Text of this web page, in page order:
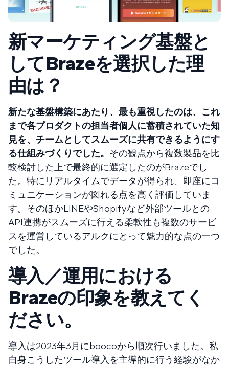
新マーケティング基盤と
してBrazeを選択した理
由は？
新たな基盤構築にあたり、最も重視したのは、これ
まで各プロダクトの担当者個人に蓄積されていた知
見を、チームとしてスムーズに共有できるようにす
る仕組みづくりでした。 その観点から複数製品を比
較検討した上で最終的に選定したのがBrazeでし
た。特にリアルタイムでデータが得られ、即座にコ
ミュニケーションが図れる点を高く評価していま
す。そのほかLINEやShopifyなど外部ツールとの
API連携がスムーズに行える柔軟性も複数のサービ
スを運営しているアルクにとって魅力的な点の一つ
でした。
導入／運用における
Brazeの印象を教えてく
ださい。
導入は2023年3月にboocoから順次行いました。私
自身こうしたツール導入を主導的に行う経験がなか